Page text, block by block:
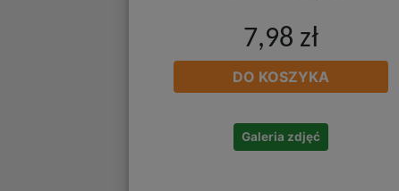
7,98 zł
DO KOSZYKA
Galeria zdjęć